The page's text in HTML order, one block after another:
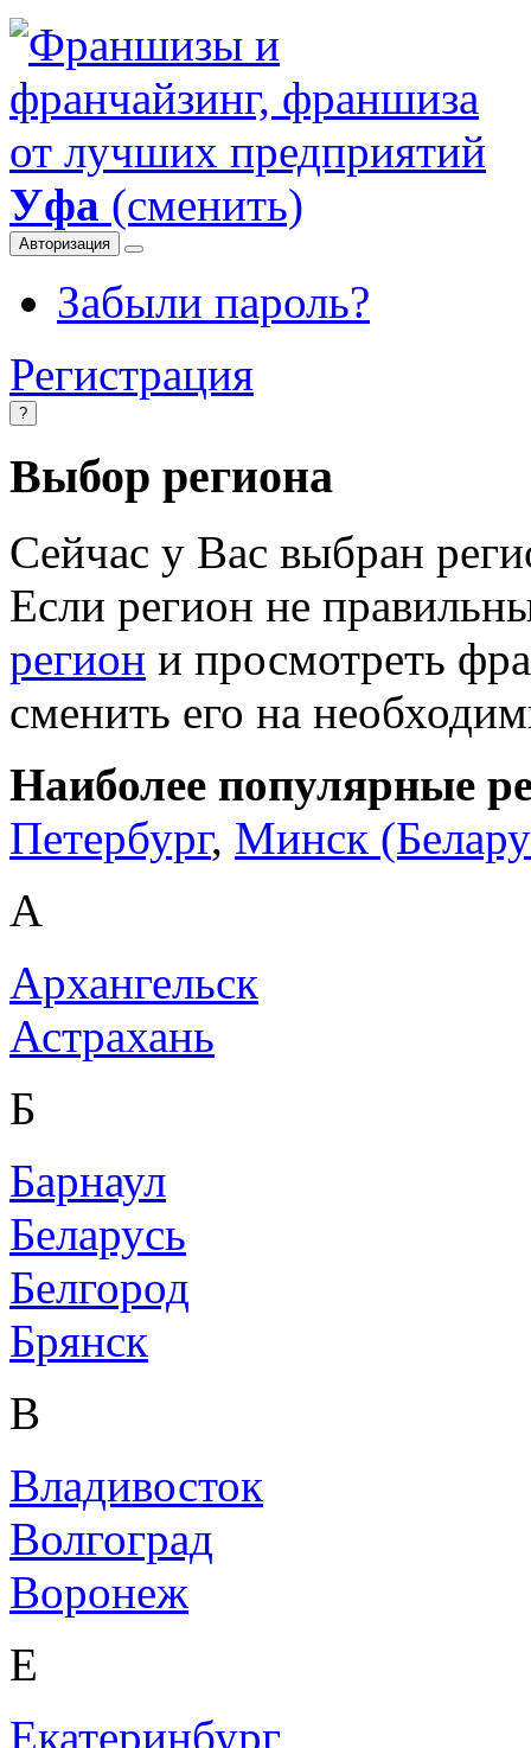
Уфа (сменить)
Авторизация
Забыли пароль?
Регистрация
?
Выбор региона
Сейчас у Вас выбран
Если регион не
регион и просмотреть
сменить его на
Наиболее популярные
Петербург, Минск
А
Архангельск
Астрахань
Б
Барнаул
Беларусь
Белгород
Брянск
В
Владивосток
Волгоград
Воронеж
Е
Екатеринбург